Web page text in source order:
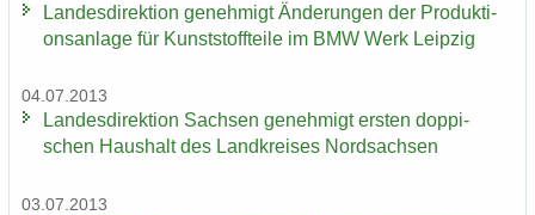
Lan­des­di­rek­ti­on ge­neh­migt Än­de­run­gen der Pro­duk­ti­
ons­an­la­ge für Kunst­stoff­tei­le im BMW Werk Leip­zig
04.07.2013
Lan­des­di­rek­ti­on Sach­sen ge­neh­migt ers­ten dop­pi­
schen Haus­halt des Land­krei­ses Nord­sach­sen
03.07.2013